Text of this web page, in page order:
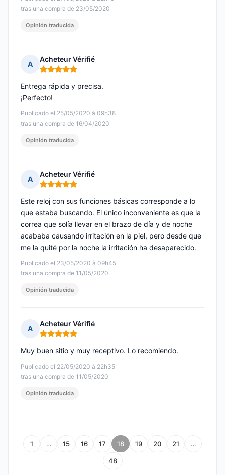
tras una compra de 23/05/2020
Opinión traducida
A
Acheteur Vérifié
Nota: 5 de 5
Publicado el 25/05/2020 à 09h38
tras una compra de 16/04/2020
Entrega rápida y precisa.
¡Perfecto!
Opinión traducida
A
Acheteur Vérifié
Nota: 5 de 5
Publicado el 23/05/2020 à 09h45
tras una compra de 11/05/2020
Este reloj con sus funciones básicas corresponde a lo
que estaba buscando. El único inconveniente es que la
correa que solía llevar en el brazo de día y de noche
acababa causando irritación en la piel, pero desde que
me la quité por la noche la irritación ha desaparecido.
Opinión traducida
A
Acheteur Vérifié
Nota: 5 de 5
Publicado el 22/05/2020 à 22h35
tras una compra de 11/05/2020
Muy buen sitio y muy receptivo. Lo recomiendo.
Opinión traducida
1 … 15 16 17 18 19 20 21 …
48